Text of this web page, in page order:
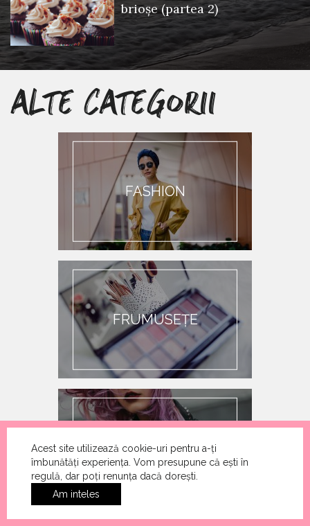
brioșe (partea 2)
ALTE CATEGORII
FASHION
FRUMUSEȚE
CELEBRITĂȚI
Acest site utilizează cookie-uri pentru a-ți
îmbunătăți experiența. Vom presupune că ești în
regulă, dar poți renunța dacă dorești.
Am inteles